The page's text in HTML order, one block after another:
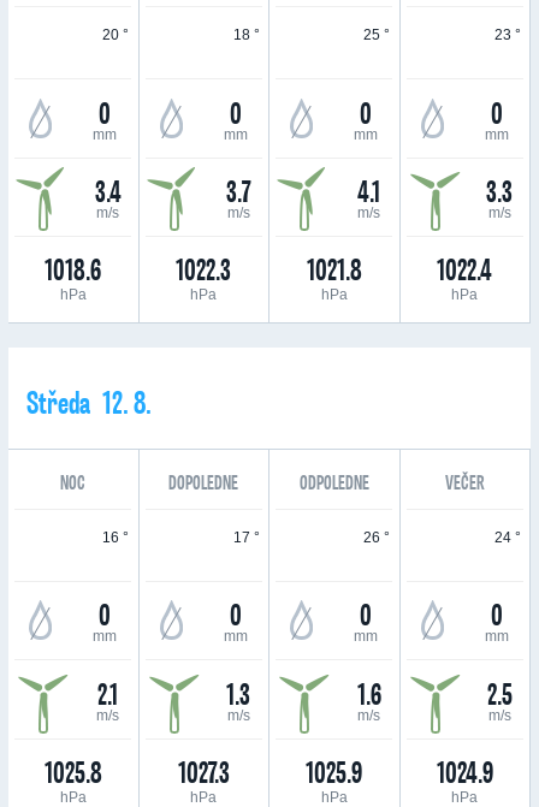
20 °
0
mm
3.4
m/s
1018.6
hPa
18 °
0
mm
3.7
m/s
1022.3
hPa
25 °
0
mm
4.1
m/s
1021.8
hPa
23 °
0
mm
3.3
m/s
1022.4
hPa
Středa 12. 8.
NOC DOPOLEDNE ODPOLEDNE VEČER
16 °
0
mm
2.1
m/s
1025.8
hPa
17 °
0
mm
1.3
m/s
1027.3
hPa
26 °
0
mm
1.6
m/s
1025.9
hPa
24 °
0
mm
2.5
m/s
1024.9
hPa